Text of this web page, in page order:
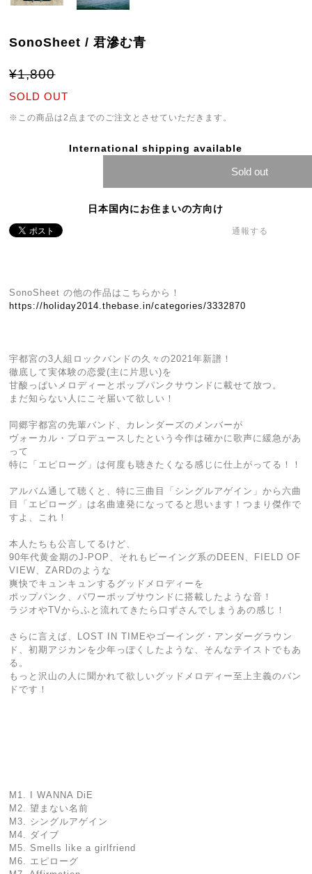
SonoSheet / 君滲む青
¥1,800
SOLD OUT
※この商品は2点までのご注文とさせていただきます。
International shipping available
Sold out
日本国内にお住まいの方向け
通報する
SonoSheet の他の作品はこちらから！
https://holiday2014.thebase.in/categories/3332870
宇都宮の3人組ロックバンドの久々の2021年新譜！
徹底して実体験の恋愛(主に片思い)を
甘酸っぱいメロディーとポップパンクサウンドに載せて放つ。
まだ知らない人にこそ届いて欲しい！
同郷宇都宮の先輩バンド、カレンダーズのメンバーが
ヴォーカル・プロデュースしたという今作は確かに歌声に緩急があ
って
特に「エピローグ」は何度も聴きたくなる感じに仕上がってる！！
アルバム通して聴くと、特に三曲目「シングルアゲイン」から六曲
目「エピローグ」は名曲連発になってると思います！つまり傑作で
すよ、これ！
本人たちも公言してるけど、
90年代黄金期のJ-POP、それもビーイング系のDEEN、FIELD OF
VIEW、ZARDのような
爽快でキュンキュンするグッドメロディーを
ポップパンク、パワーポップサウンドに搭載したような音！
ラジオやTVからふと流れてきたら口ずさんでしまうあの感じ！
さらに言えば、LOST IN TIMEやゴーイング・アンダーグラウン
ド、初期アジカンを少年っぽくしたような、そんなテイストでもあ
る。
もっと沢山の人に聞かれて欲しいグッドメロディー至上主義のバン
ドです！
M1. I WANNA DiE
M2. 望まない名前
M3. シングルアゲイン
M4. ダイブ
M5. Smells like a girlfriend
M6. エピローグ